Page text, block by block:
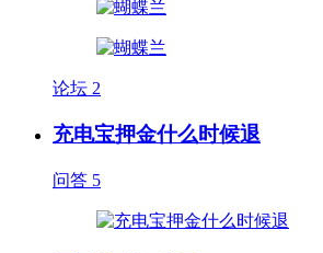
论坛 2
充电宝押金什么时候退
问答 5